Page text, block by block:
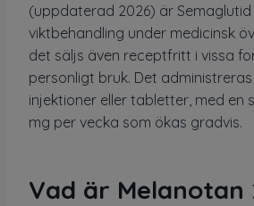
(uppdaterad 2026) är
viktbehandling under medicinsk
det säljs även receptfritt i vissa
personligt bruk. Det
injektioner eller tabletter, med en
mg per vecka som ökas gradvis.
Vad är Melanotan